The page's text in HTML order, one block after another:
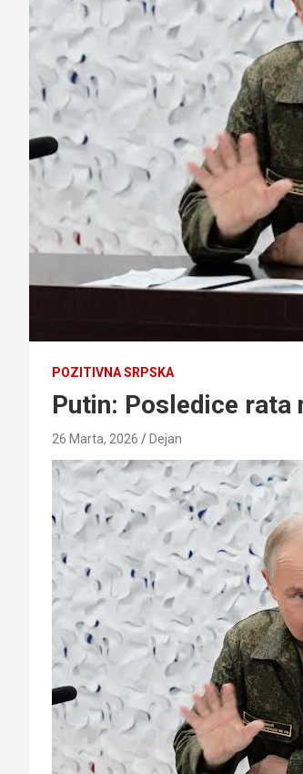
POZITIVNA SRPSKA
Putin: Posledice
26 Marta, 2026 Dejan